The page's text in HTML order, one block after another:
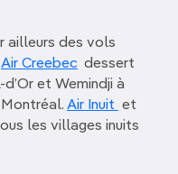
ailleurs des vols
Air Creebec dessert
et Wemindji à
Air Inuit et
les villages inuits